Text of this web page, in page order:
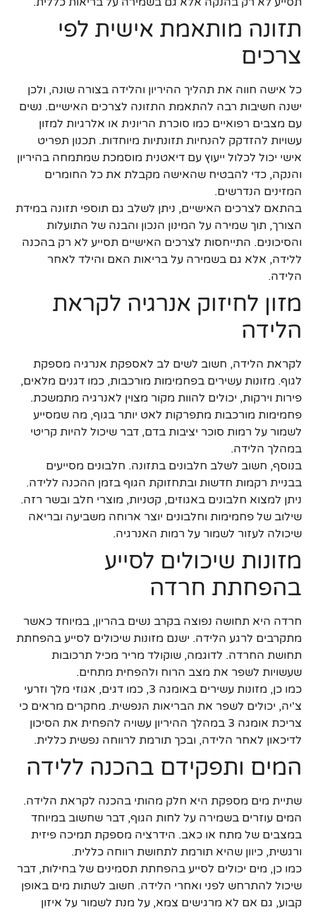
תזונה מותאמת אישית לפי
צרכים
כל אישה חווה את תהליך ההיריון והלידה בצורה שונה, ולכן
ישנה חשיבות רבה להתאמת התזונה לצרכים האישיים. נשים
עם מצבים רפואיים כמו סוכרת הריונית או אלרגיות למזון
עשויות להזדקק להנחיות תזונתיות מיוחדות. תכנון תפריט
אישי יכול לכלול ייעוץ עם דיאטנית מוסמכת שמתמחה בהיריון
והנקה, כדי להבטיח שהאישה מקבלת את כל החומרים
המזינים הנדרשים.
בהתאם לצרכים האישיים, ניתן לשלב גם תוספי תזונה במידת
הצורך, תוך שמירה על המינון הנכון והבנה של התועלות
והסיכונים. התייחסות לצרכים האישיים תסייע לא רק בהכנה
ללידה, אלא גם בשמירה על בריאות האם והילד לאחר
הלידה.
מזון לחיזוק אנרגיה לקראת
הלידה
לקראת הלידה, חשוב לשים לב לאספקת אנרגיה מספקת
לגוף. מזונות עשירים בפחמימות מורכבות, כמו דגנים מלאים,
פירות וירקות, יכולים להוות מקור מצוין לאנרגיה מתמשכת.
פחמימות מורכבות מתפרקות לאט יותר בגוף, מה שמסייע
לשמור על רמות סוכר יציבות בדם, דבר שיכול להיות קריטי
במהלך הלידה.
בנוסף, חשוב לשלב חלבונים בתזונה. חלבונים מסייעים
בבניית רקמות חדשות ובתחזוקת הגוף בזמן ההכנה ללידה.
ניתן למצוא חלבונים באגוזים, קטניות, מוצרי חלב ובשר רזה.
שילוב של פחמימות וחלבונים יוצר ארוחה משביעה ובריאה
שיכולה לעזור לשמור על רמות האנרגיה.
מזונות שיכולים לסייע
בהפחתת חרדה
חרדה היא תחושה נפוצה בקרב נשים בהריון, במיוחד כאשר
מתקרבים לרגע הלידה. ישנם מזונות שיכולים לסייע בהפחתת
תחושת החרדה. לדוגמה, שוקולד מריר מכיל תרכובות
שעשויות לשפר את מצב הרוח ולהפחית מתחים.
כמו כן, מזונות עשירים באומגה 3, כמו דגים, אגוזי מלך וזרעי
צ'יה, יכולים לשפר את הבריאות הנפשית. מחקרים מראים כי
צריכת אומגה 3 במהלך ההיריון עשויה להפחית את הסיכון
לדיכאון לאחר הלידה, ובכך תורמת לרווחה נפשית כללית.
המים ותפקידם בהכנה ללידה
שתיית מים מספקת היא חלק מהותי בהכנה לקראת הלידה.
המים עוזרים בשמירה על לחות הגוף, דבר שחשוב במיוחד
במצבים של מתח או כאב. הידרציה מספקת תמיכה פיזית
ורגשית, כיוון שהיא תורמת לתחושת רווחה כללית.
כמו כן, מים יכולים לסייע בהפחתת תסמינים של בחילות, דבר
שיכול להתרחש לפני ואחרי הלידה. חשוב לשתות מים באופן
קבוע, גם אם לא מרגישים צמא, על מנת לשמור על איזון